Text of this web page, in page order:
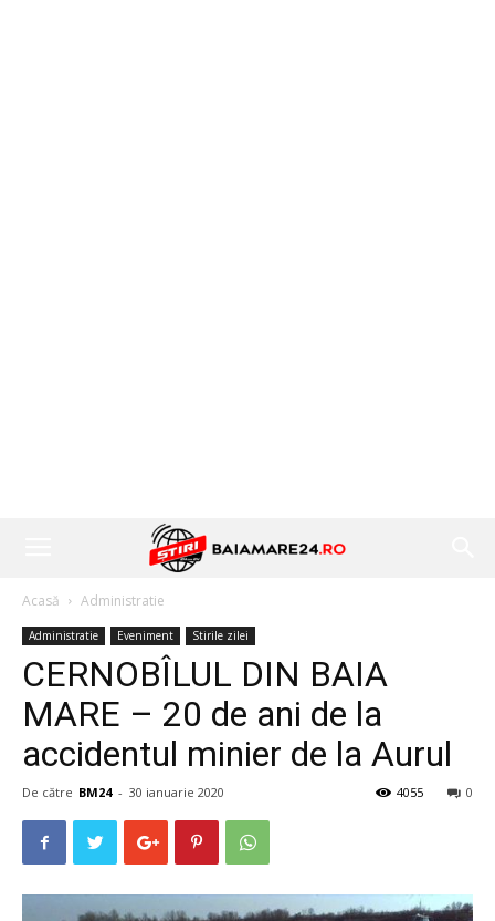
Acasă Administratie
Administratie Eveniment Stirile zilei
CERNOBÎLUL DIN BAIA
MARE – 20 de ani de la
accidentul minier de la Aurul
De către BM24 - 30 ianuarie 2020 0
4055